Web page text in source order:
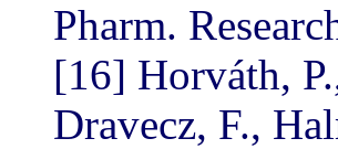
Pharm.
[16] Horváth,
Dravecz, F.,